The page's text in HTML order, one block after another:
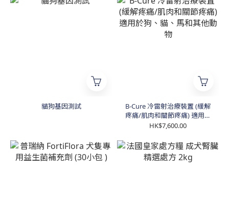
貓狗基因測試
B-Cure 冷雷射治療裝置 (緩解
疼痛/肌肉和關節疼痛) 適用於
狗、貓、馬和其他動物
HK$7,600.00